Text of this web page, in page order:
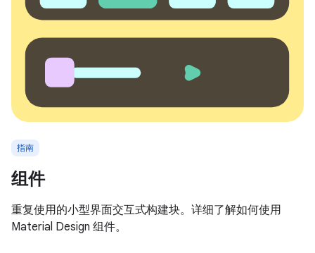
指南
组件
重复使用的小型界面交互式构建块。详细了解如何使用
Material Design 组件。